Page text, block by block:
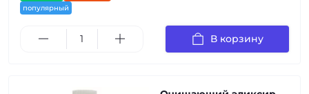
популярный
В корзину